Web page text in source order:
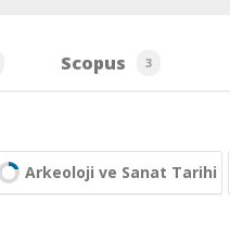
Scopus 3
Arkeoloji ve Sanat Tarihi